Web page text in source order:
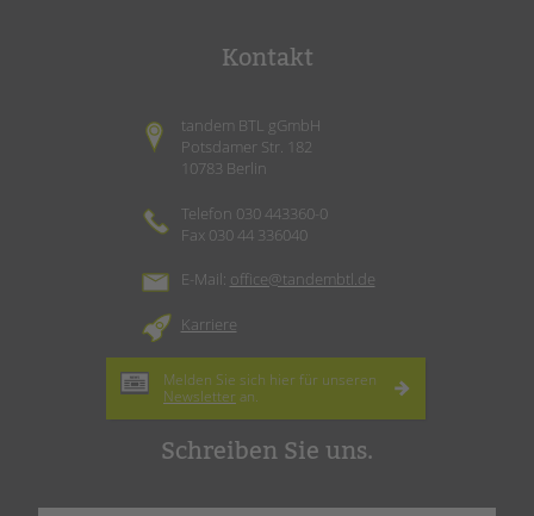
Kontakt
tandem BTL gGmbH
Potsdamer Str. 182
10783 Berlin
Telefon 030 443360-0
Fax 030 44 336040
E-Mail: office@tandembtl.de
Karriere
Melden Sie sich hier für unseren
Newsletter an.
Schreiben Sie uns.